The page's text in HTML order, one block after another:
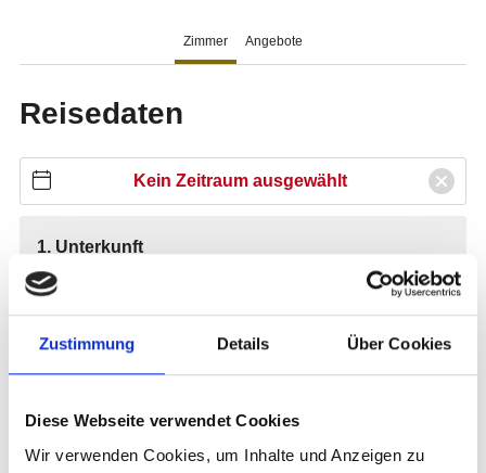
Zustimmung Details Über Cookies
Diese Webseite verwendet Cookies
Wir verwenden Cookies, um Inhalte und Anzeigen zu